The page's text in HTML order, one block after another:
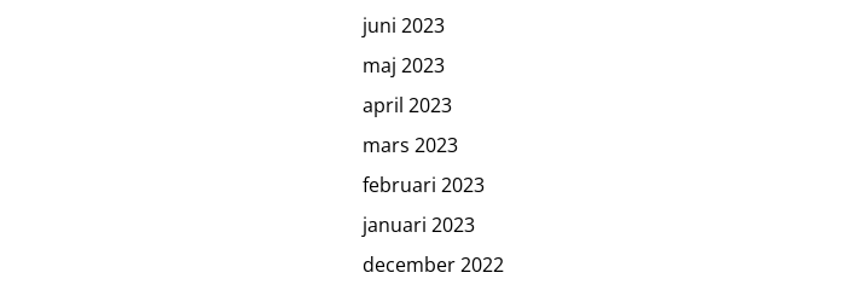
juni 2023
maj 2023
april 2023
mars 2023
februari 2023
januari 2023
december 2022